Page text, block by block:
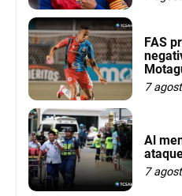
FAS
7
Al
7